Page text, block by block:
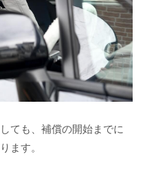
ても、補償の開始までに
ます。